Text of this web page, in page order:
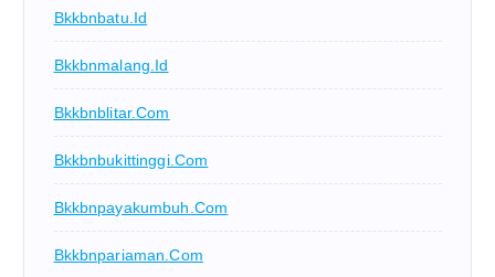
Bkkbnbatu.id
Bkkbnmalang.id
Bkkbnblitar.com
Bkkbnbukittinggi.com
Bkkbnpayakumbuh.com
Bkkbnpariaman.com